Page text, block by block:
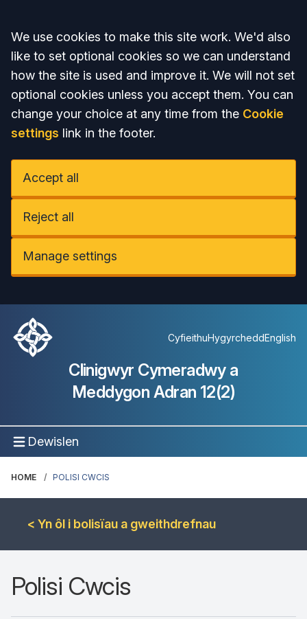
Accept all
We use cookies to make this site work. We'd also
like to set optional cookies so we can understand
how the site is used and improve it. We will not set
optional cookies unless you accept them. You can
change your choice at any time from the Cookie
settings link in the footer.
Accept all
Reject all
Manage settings
CyfieithuHygyrcheddEnglish
Clinigwyr Cymeradwy a
Meddygon Adran 12(2)
Dewislen
HOME POLISI CWCIS
< Yn ôl i bolisïau a gweithdrefnau
Polisi Cwcis